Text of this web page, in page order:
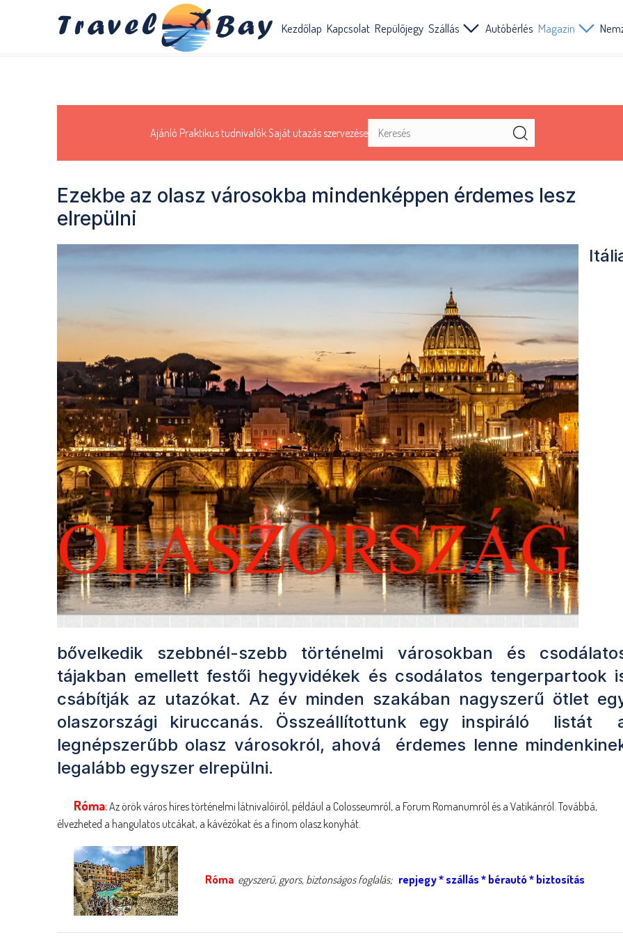
Kezdőlap Kapcsolat Repülőjegy Szállás Autóbérlés Magazin
Ajánló Praktikus tudnivalókSaját utazás szervezése
Ezekbe az olasz városokba mindenképpen érdemes lesz
elrepülni
bővelkedik szebbnél-szebb történelmi városokban és
tájakban emellett festői hegyvidékek és csodálatos tengerpartook
csábítják az utazókat. Az év minden szakában nagyszerű ötlet
olaszországi kiruccanás. Összeállítottunk egy inspiráló listát
legnépszerűbb olasz városokról, ahová érdemes lenne
legalább egyszer elrepülni.
Róma: Az örök város híres történelmi látnivalóiról, például a Colosseumról, a Forum Romanumról és a Vatikánról. Továbbá,
élvezheted a hangulatos utcákat, a kávézókat és a finom olasz konyhát.
Róma egyszerű, gyors, biztonságos foglalás; repjegy* szállás * bérautó * biztosítás